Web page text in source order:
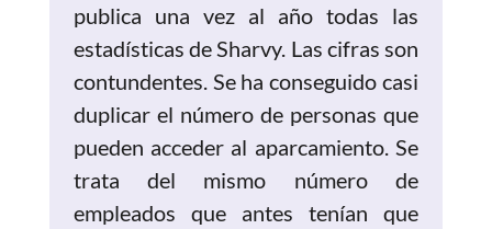
publica una vez al año todas las
estadísticas de Sharvy. Las cifras son
contundentes. Se ha conseguido casi
duplicar el número de personas que
pueden acceder al aparcamiento. Se
trata del mismo número de
empleados que antes tenían que